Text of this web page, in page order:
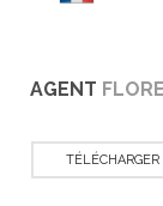
AGENT